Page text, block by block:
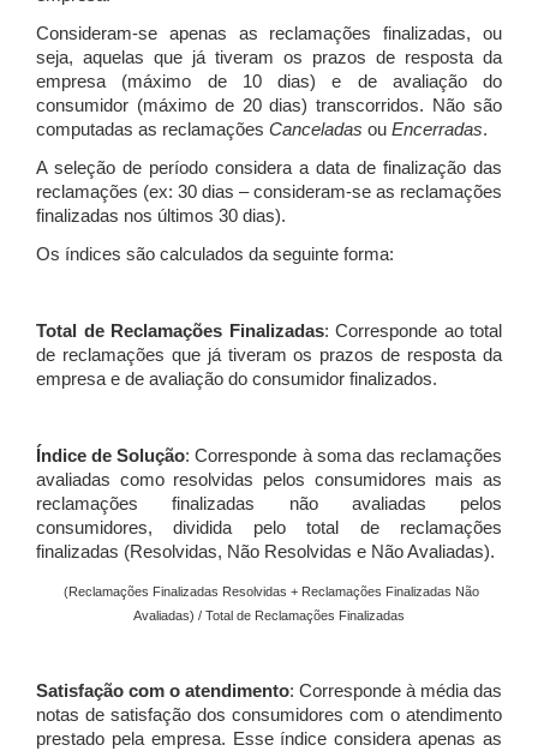
Consideram-se apenas as reclamações finalizadas, ou
seja, aquelas que já tiveram os prazos de resposta da
empresa (máximo de 10 dias) e de avaliação do
consumidor (máximo de 20 dias) transcorridos. Não são
computadas as reclamações Canceladas ou Encerradas.
A seleção de período considera a data de finalização das
reclamações (ex: 30 dias – consideram-se as reclamações
finalizadas nos últimos 30 dias).
Os índices são calculados da seguinte forma:
Total de Reclamações Finalizadas: Corresponde ao total
de reclamações que já tiveram os prazos de resposta da
empresa e de avaliação do consumidor finalizados.
Índice de Solução: Corresponde à soma das reclamações
avaliadas como resolvidas pelos consumidores mais as
reclamações finalizadas não avaliadas pelos
consumidores, dividida pelo total de reclamações
finalizadas (Resolvidas, Não Resolvidas e Não Avaliadas).
(Reclamações Finalizadas Resolvidas + Reclamações Finalizadas Não
Avaliadas) / Total de Reclamações Finalizadas
Satisfação com o atendimento: Corresponde à média das
notas de satisfação dos consumidores com o atendimento
prestado pela empresa. Esse índice considera apenas as